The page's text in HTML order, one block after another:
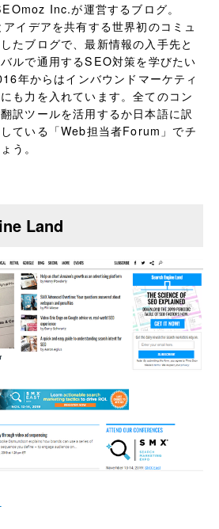
Inc.が運営するブログ。
イデアを共有する世界初のコミュ
たブログで、最新情報の入手先と
ルで通用するSEO対策を学びたい
年からはインバウンドマーケティ
も力を入れています。全てのコン
訳ツールを活用するか日本語に訳
ている「Web担当者Forum」でチ
う。
Land